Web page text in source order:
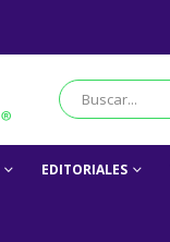
EDITORIALES